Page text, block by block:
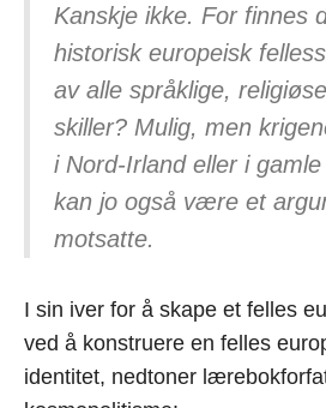
Kanskje ikke. For finnes
historisk europeisk
av alle språklige,
skiller? Mulig, men
i Nord-Irland eller i
kan jo også være et
motsatte.
I sin iver for å skape et felles
ved å konstruere en felles
identitet, nedtoner